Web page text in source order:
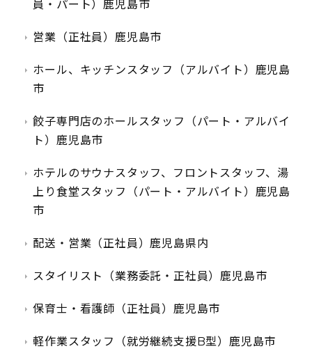
員・パート）鹿児島市
営業（正社員）鹿児島市
ホール、キッチンスタッフ（アルバイト）鹿児島
市
餃子専門店のホールスタッフ（パート・アルバイ
ト）鹿児島市
ホテルのサウナスタッフ、フロントスタッフ、湯
上り食堂スタッフ（パート・アルバイト）鹿児島
市
配送・営業（正社員）鹿児島県内
スタイリスト（業務委託・正社員）鹿児島市
保育士・看護師（正社員）鹿児島市
軽作業スタッフ（就労継続支援B型）鹿児島市